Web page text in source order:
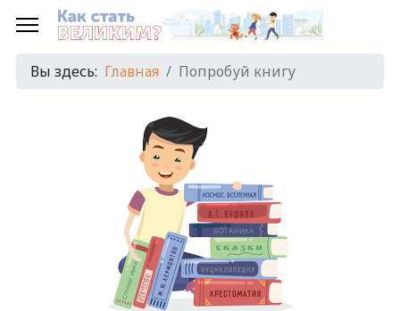
Вы здесь: Главная Попробуй книгу